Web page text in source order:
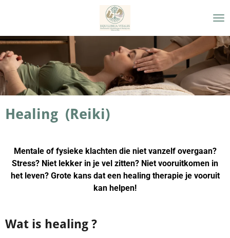
naar
de
hoofdinhoud
Healing (Reiki)
Mentale of fysieke klachten die niet vanzelf overgaan?
Stress? Niet lekker in je vel zitten? Niet vooruitkomen in
het leven? Grote kans dat een healing therapie je vooruit
kan helpen!
Wat is healing ?